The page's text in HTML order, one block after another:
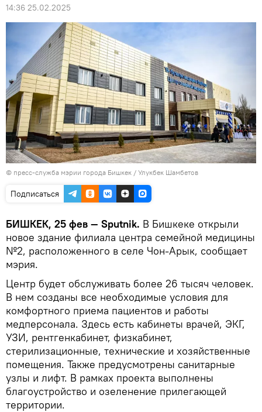
14:36 25.02.2025
© пресс-служба мэрии города Бишкек / Улукбек Шамбетов
Подписаться
БИШКЕК, 25 фев — Sputnik. В Бишкеке открыли
новое здание филиала центра семейной медицины
№2, расположенного в селе Чон-Арык, сообщает
мэрия.
Центр будет обслуживать более 26 тысяч человек.
В нем созданы все необходимые условия для
комфортного приема пациентов и работы
медперсонала. Здесь есть кабинеты врачей, ЭКГ,
УЗИ, рентгенкабинет, физкабинет,
стерилизационные, технические и хозяйственные
помещения. Также предусмотрены санитарные
узлы и лифт. В рамках проекта выполнены
благоустройство и озеленение прилегающей
территории.